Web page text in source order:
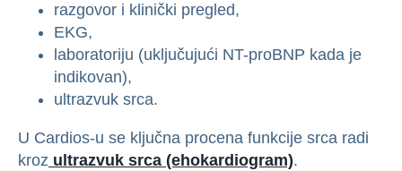
razgovor i klinički pregled,
EKG,
laboratoriju (uključujući NT-proBNP kada je
indikovan),
ultrazvuk srca.
U Cardios-u se ključna procena funkcije srca radi
kroz ultrazvuk srca (ehokardiogram).